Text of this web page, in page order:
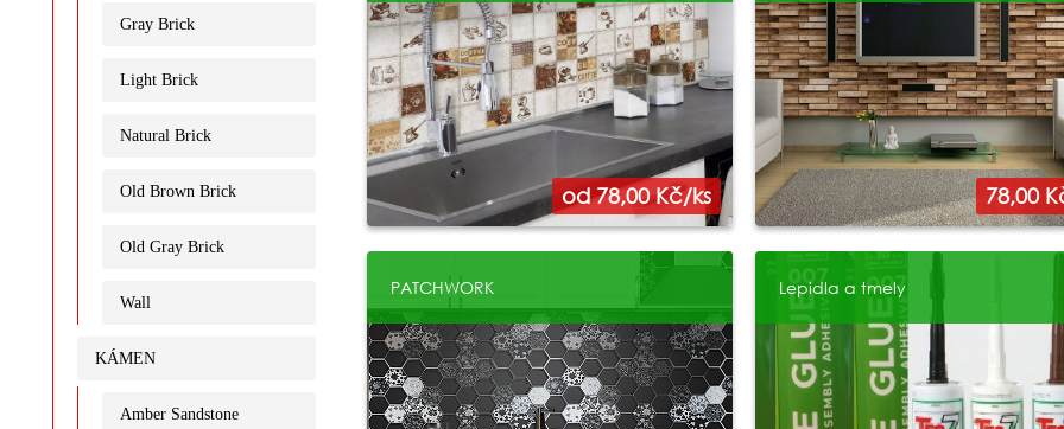
Gray Brick
Light Brick
Natural Brick
Old Brown Brick
Old Gray Brick
Wall
KÁMEN
Amber Sandstone
od 78,00 Kč/ks 78,00
PATCHWORK Lepidla a tmely